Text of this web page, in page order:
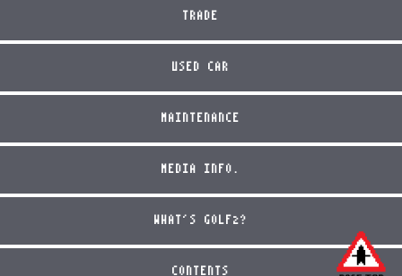
TRADE
USED CAR
MAINTENANCE
MEDIA INFO.
WHAT'S GOLF2?
CONTENTS